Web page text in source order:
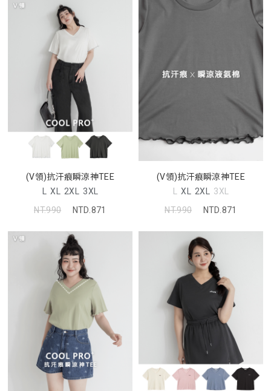
(V領)抗汗痕瞬涼神TEE
L XL 2XL 3XL
NT.990
NTD.871
(V領)抗汗痕瞬涼神TEE
L XL 2XL 3XL
NT.990
NTD.871